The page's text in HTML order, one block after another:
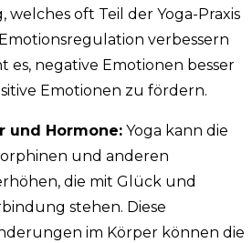
welches oft Teil der Yoga-Praxis
verbessern
es, negative Emotionen besser
Emotionen zu fördern.
und Hormone: Yoga kann die
und anderen
die mit Glück und
stehen. Diese
im Körper können die